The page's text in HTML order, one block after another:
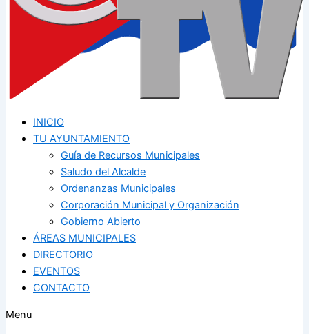
INICIO
TU AYUNTAMIENTO
Guía de Recursos Municipales
Saludo del Alcalde
Ordenanzas Municipales
Corporación Municipal y Organización
Gobierno Abierto
ÁREAS MUNICIPALES
DIRECTORIO
EVENTOS
CONTACTO
Menu